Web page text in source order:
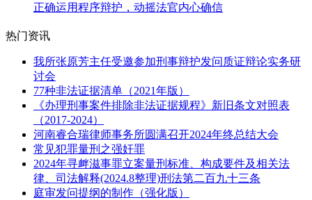
正确运用程序辩护，动摇法官内心确信
热门资讯
我所张原芳主任受邀参加刑事辩护发问质证辩论实务研
讨会
77种非法证据清单（2021年版）
《办理刑事案件排除非法证据规程》新旧条文对照表
（2017-2024）
河南睿合瑞律师事务所圆满召开2024年终总结大会
常见犯罪量刑之强奸罪
2024年寻衅滋事罪立案量刑标准、构成要件及相关法
律、司法解释(2024.8整理)刑法第二百九十三条
庭审发问提纲的制作（强化版）